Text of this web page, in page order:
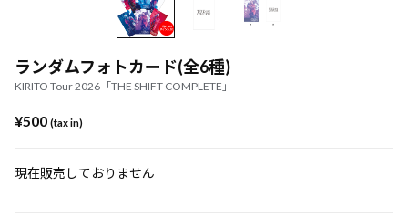
ランダムフォトカード(全6種)
KIRITO Tour 2026「THE SHIFT COMPLETE」
¥500 (tax in)
現在販売しておりません